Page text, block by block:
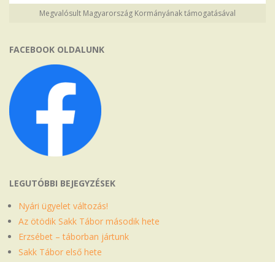
Megvalósult Magyarország Kormányának támogatásával
FACEBOOK OLDALUNK
LEGUTÓBBI BEJEGYZÉSEK
Nyári ügyelet változás!
Az ötödik Sakk Tábor második hete
Erzsébet – táborban jártunk
Sakk Tábor első hete